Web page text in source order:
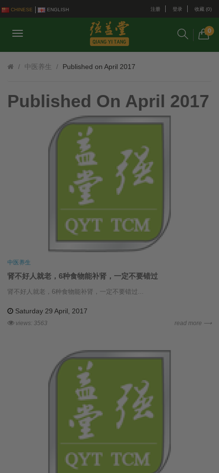
CHINESE ENGLISH 注册 登录 收藏 (0)
0
中医养生 Published on April 2017
Published On April 2017
中医养生
肾不好人就老，6种食物能补肾，一定不要错过
肾不好人就老，6种食物能补肾，一定不要错过...
Saturday 29 April, 2017
views: 3563 read more ⟶